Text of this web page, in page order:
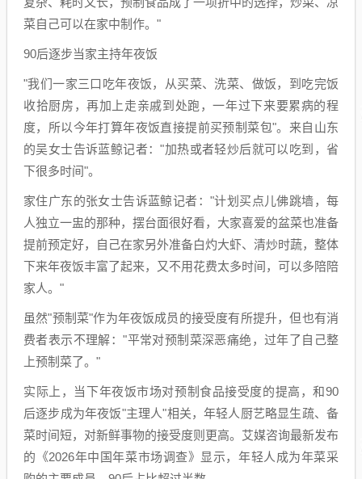
菜自己可以在家中制作。"
90后逐步当家主持年夜饭
"我们一家三口吃年夜饭，从买菜、洗菜、做饭，到吃完饭
收拾厨房，再加上走亲戚到处跑，一年过下来要累病的程
度，所以今年打算年夜饭直接提前买预制菜包"。来自山东
的吴女士告诉蓝鲸记者："加热或者轻炒后就可以吃到，省
下很多时间"。
家住广东的张女士告诉蓝鲸记者："计划买点儿佛跳墙，每
人独立一盅的那种，摆台面很好看，大家喜爱的盆菜也准备
提前预定好，自己在家另外准备白灼大虾、清炒时蔬，整体
下来年夜饭丰富了起来，又不用花费太多时间，可以多陪陪
家人。"
虽然"预制菜"作为年夜饭成员的接受度有所提升，但也有消
费者表示不理解："平常对预制菜深恶痛绝，过年了自己整
上预制菜了。"
实际上，当下年夜饭市场对预制食品接受度的提高，和90
后逐步成为年夜饭"主理人"相关，年轻人厨艺略显生疏、备
菜时间短，对新鲜事物的接受度则更高。艾媒咨询最新发布
的《2026年中国年菜市场调查》显示，年轻人成为年菜采